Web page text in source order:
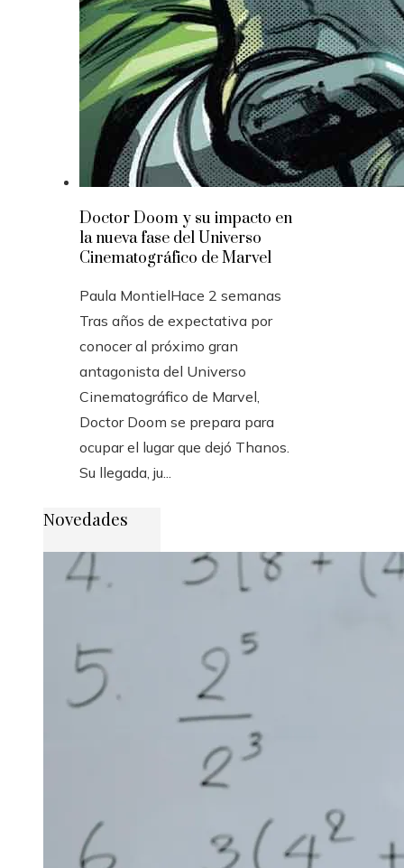
Doctor Doom y su impacto en
la nueva fase del Universo
Cinematográfico de Marvel
Paula MontielHace 2 semanas
Tras años de expectativa por
conocer al próximo gran
antagonista del Universo
Cinematográfico de Marvel,
Doctor Doom se prepara para
ocupar el lugar que dejó Thanos.
Su llegada, ju...
Novedades